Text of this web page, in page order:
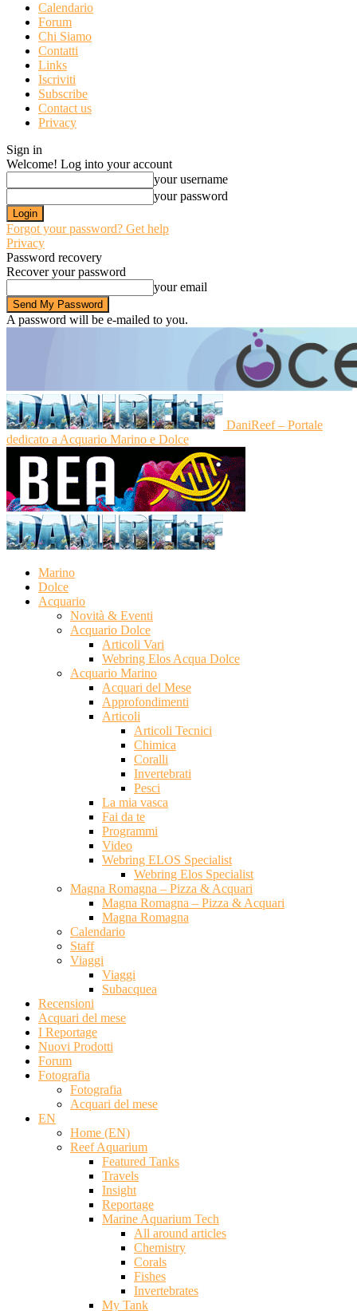
Calendario
Forum
Chi Siamo
Contatti
Links
Iscriviti
Subscribe
Contact us
Privacy
Sign in
Welcome! Log into your account
your username
your password
Forgot your password? Get help
Privacy
Password recovery
Recover your password
your email
A password will be e-mailed to you.
DaniReef – Portale
dedicato a Acquario Marino e Dolce
Marino
Dolce
Acquario
Novità & Eventi
Acquario Dolce
Articoli Vari
Webring Elos Acqua Dolce
Acquario Marino
Acquari del Mese
Approfondimenti
Articoli
Articoli Tecnici
Chimica
Coralli
Invertebrati
Pesci
La mia vasca
Fai da te
Programmi
Video
Webring ELOS Specialist
Webring Elos Specialist
Magna Romagna – Pizza & Acquari
Magna Romagna – Pizza & Acquari
Magna Romagna
Calendario
Staff
Viaggi
Viaggi
Subacquea
Recensioni
Acquari del mese
I Reportage
Nuovi Prodotti
Forum
Fotografia
Fotografia
Acquari del mese
EN
Home (EN)
Reef Aquarium
Featured Tanks
Travels
Insight
Reportage
Marine Aquarium Tech
All around articles
Chemistry
Corals
Fishes
Invertebrates
My Tank